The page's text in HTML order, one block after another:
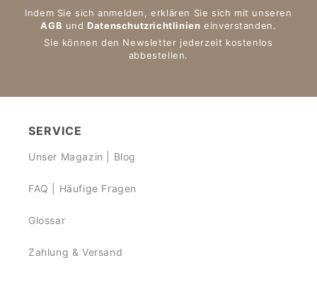
Indem Sie sich anmelden, erklären Sie sich mit unseren
AGB undDatenschutzrichtlinien einverstanden.
Sie können den Newsletter jederzeit kostenlos
abbestellen.
SERVICE
Unser Magazin | Blog
FAQ | Häufige Fragen
Glossar
Zahlung & Versand